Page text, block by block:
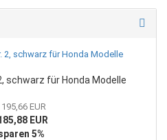
schwarz für Honda Modelle
EUR
EUR
5%